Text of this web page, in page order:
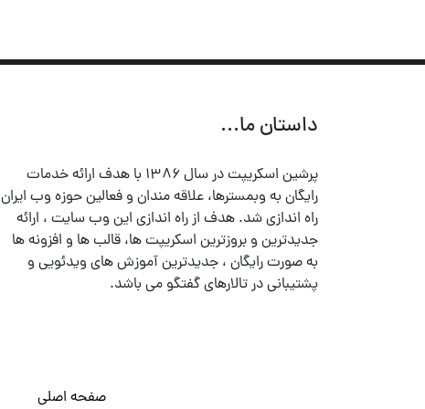
داستان ما...
پرشین اسکریپت در سال ۱۳۸۶ با هدف ارائه خدمات
رایگان به وبمسترها، علاقه مندان و فعالین حوزه وب ایران
راه اندازی شد. هدف از راه اندازی این وب سایت ، ارائه
جدیدترین و بروزترین اسکریپت ها، قالب ها و افزونه ها
به صورت رایگان ، جدیدترین آموزش های ویدئویی و
پشتیبانی در تالارهای گفتگو می باشد.
صفحه اصلی